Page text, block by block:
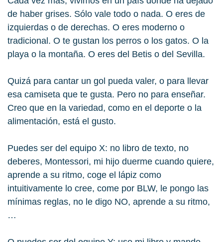
de haber grises. Sólo vale todo o nada. O eres de
izquierdas o de derechas. O eres moderno o
tradicional. O te gustan los perros o los gatos. O la
playa o la montaña. O eres del Betis o del Sevilla.
Quizá para cantar un gol pueda valer, o para llevar
esa camiseta que te gusta. Pero no para enseñar.
Creo que en la variedad, como en el deporte o la
alimentación, está el gusto.
Puedes ser del equipo X: no libro de texto, no
deberes, Montessori, mi hijo duerme cuando quiere,
aprende a su ritmo, coge el lápiz como
intuitivamente lo cree, come por BLW, le pongo las
mínimas reglas, no le digo NO, aprende a su ritmo,
…